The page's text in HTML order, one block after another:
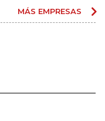
MÁS EMPRESAS